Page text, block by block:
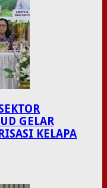
GELAR
KELAPA